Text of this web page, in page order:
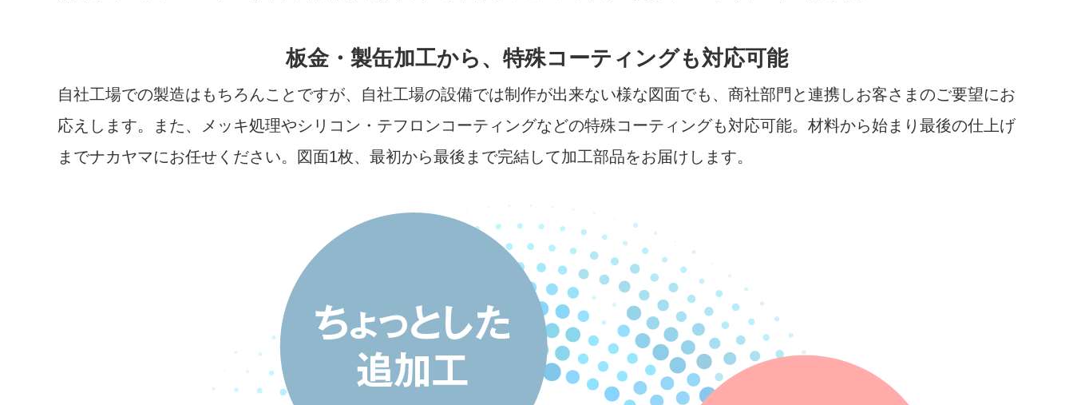
板金・製缶加工から、特殊コーティングも対応可能
自社工場での製造はもちろんことですが、自社工場の設備では制作が出来ない様な図面でも、商社部門と連携しお客さまのご要望にお
応えします。また、メッキ処理やシリコン・テフロンコーティングなどの特殊コーティングも対応可能。材料から始まり最後の仕上げ
までナカヤマにお任せください。図面1枚、最初から最後まで完結して加工部品をお届けします。